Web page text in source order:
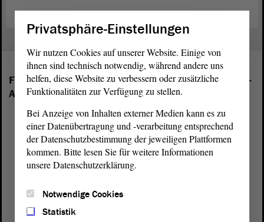
Folgende Fraktionen sind im Landtag von Sachsen-
Anhalt vertreten:
Privatsphäre-Einstellungen
Wir nutzen Cookies auf unserer Website. Einige von
ihnen sind technisch notwendig, während andere uns
helfen, diese Website zu verbessern oder zusätzliche
Funktionalitäten zur Verfügung zu stellen.
Bei Anzeige von Inhalten externer Medien kann es zu
einer Datenübertragung und -verarbeitung entsprechend
der Datenschutzbestimmung der jeweiligen Plattformen
kommen. Bitte lesen Sie für weitere Informationen
unsere Datenschutzerklärung.
Notwendige Cookies
Statistik